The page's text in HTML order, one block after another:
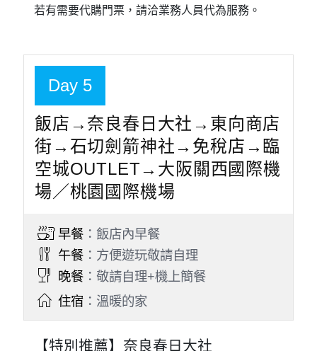
SARASA HOTEL Shin-Osaka 或 SARASA
SARASA HOTEL Namba 或 大阪新今宮萬
豪城市快捷酒店 City Express By Marriott
Osaka Shin-Imamiya 或 城市快捷 by 萬豪
大阪難波南 City Express by Marriott Osaka
Namba-Minami 或同等級
【自費推薦】【自費推薦】日本環球
集所有冒險浪漫、歡愉與發現的驚喜於一身的超大型主題樂
園，即將帶領您進入超乎想像的驚慄奇險世界。佔地54公頃的
日本環球影城，除了最新的「超級任天堂世界Super Nintendo
World」外，還有其它設施讓你身歷其境的去體驗。
特別說明
今日為自由活動時間，無含任何門票及交通等其他